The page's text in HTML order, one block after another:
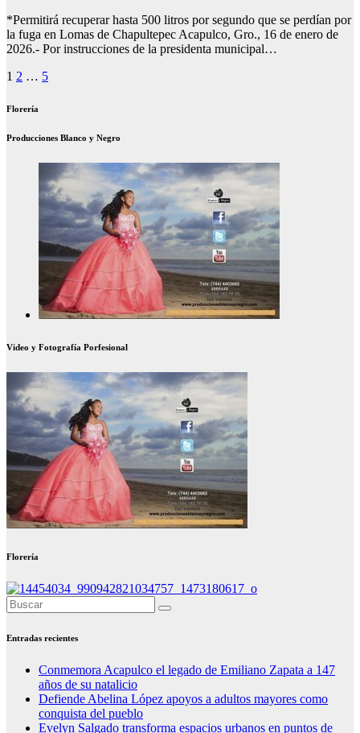
*Permitirá recuperar hasta 500 litros por segundo que se perdían por
la fuga en Lomas de Chapultepec Acapulco, Gro., 16 de enero de
2026.- Por instrucciones de la presidenta municipal…
Paginación
de
1 2 … 5
Florería
Producciones Blanco y Negro
Video y Fotografía Porfesional
Florería
Entradas recientes
Conmemora Acapulco el legado de Emiliano Zapata a 147
años de su natalicio
Defiende Abelina López apoyos a adultos mayores como
conquista del pueblo
Evelyn Salgado transforma espacios urbanos en puntos de